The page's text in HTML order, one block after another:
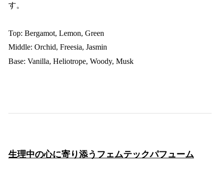
す。
Top: Bergamot, Lemon, Green
Middle: Orchid, Freesia, Jasmin
Base: Vanilla, Heliotrope, Woody, Musk
生理中の心に寄り添うフェムテックパフューム